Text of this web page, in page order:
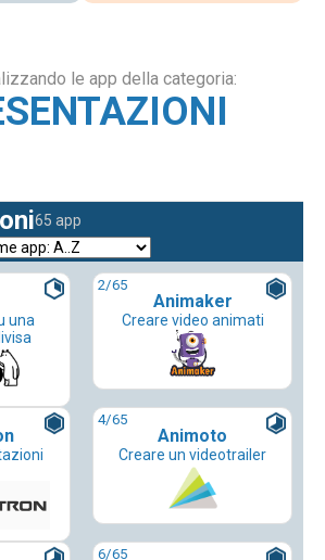
le app della categoria:
65 app
una
2/65
Animaker
Creare video animati
4/65
Animoto
Creare un videotrailer
6/65